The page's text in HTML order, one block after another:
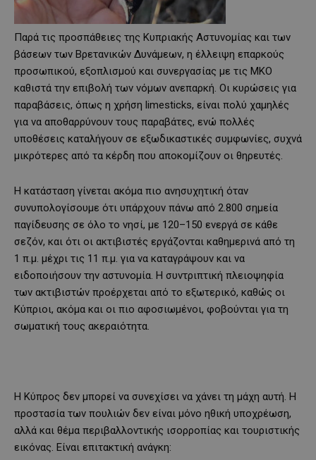
Παρά τις προσπάθειες της Κυπριακής Αστυνομίας και των
βάσεων των Βρετανικών Δυνάμεων, η έλλειψη επαρκούς
προσωπικού, εξοπλισμού και συνεργασίας με τις ΜΚΟ
καθιστά την επιβολή των νόμων ανεπαρκή. Οι κυρώσεις για
παραβάσεις, όπως η χρήση limesticks, είναι πολύ χαμηλές
για να αποθαρρύνουν τους παραβάτες, ενώ πολλές
υποθέσεις καταλήγουν σε εξωδικαστικές συμφωνίες, συχνά
μικρότερες από τα κέρδη που αποκομίζουν οι θηρευτές.
Η κατάσταση γίνεται ακόμα πιο ανησυχητική όταν
συνυπολογίσουμε ότι υπάρχουν πάνω από 2.800 σημεία
παγίδευσης σε όλο το νησί, με 120–150 ενεργά σε κάθε
σεζόν, και ότι οι ακτιβιστές εργάζονται καθημερινά από τη
1 π.μ. μέχρι τις 11 π.μ. για να καταγράψουν και να
ειδοποιήσουν την αστυνομία. Η συντριπτική πλειοψηφία
των ακτιβιστών προέρχεται από το εξωτερικό, καθώς οι
Κύπριοι, ακόμα και οι πιο αφοσιωμένοι, φοβούνται για τη
σωματική τους ακεραιότητα.
Η Κύπρος δεν μπορεί να συνεχίσει να χάνει τη μάχη αυτή. Η
προστασία των πουλιών δεν είναι μόνο ηθική υποχρέωση,
αλλά και θέμα περιβαλλοντικής ισορροπίας και τουριστικής
εικόνας. Είναι επιτακτική ανάγκη: